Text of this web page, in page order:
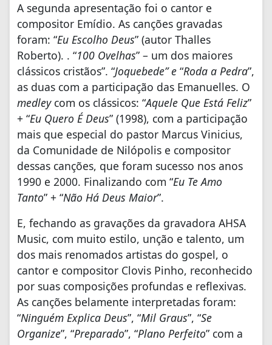
A segunda apresentação foi o cantor e
compositor Emídio. As canções gravadas
foram: “Eu Escolho Deus” (autor Thalles
Roberto). . “100 Ovelhas” – um dos maiores
clássicos cristãos”. “Joquebede” e “Roda a Pedra”,
as duas com a participação das Emanuelles. O
medleycom os clássicos: “Aquele Que Está Feliz”
+ “Eu Quero É Deus” (1998), com a participação
mais que especial do pastor Marcus Vinicius,
da Comunidade de Nilópolis e compositor
dessas canções, que foram sucesso nos anos
1990 e 2000. Finalizando com “Eu Te Amo
Tanto” + “Não Há Deus Maior”.
E, fechando as gravações da gravadora AHSA
Music, com muito estilo, unção e talento, um
dos mais renomados artistas do gospel, o
cantor e compositor Clovis Pinho, reconhecido
por suas composições profundas e reflexivas.
As canções belamente interpretadas foram:
“Ninguém Explica Deus”, “Mil Graus”, “Se
Organize”, “Preparado”, “Plano Perfeito” com a